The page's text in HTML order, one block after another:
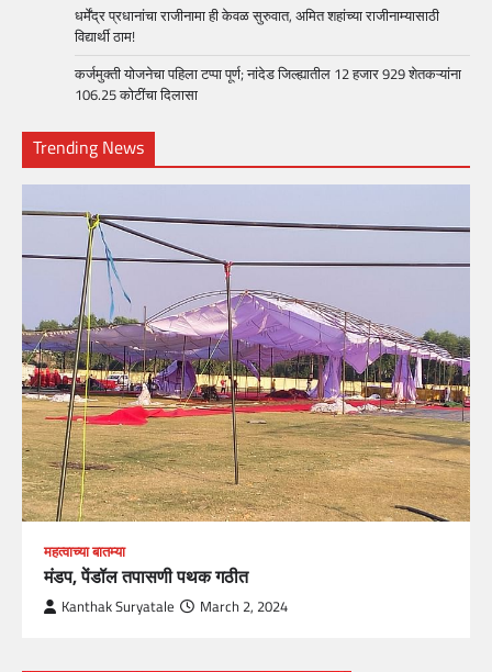
धर्मेंद्र प्रधानांचा राजीनामा ही केवळ सुरुवात, अमित शहांच्या राजीनाम्यासाठी
विद्यार्थी ठाम!
कर्जमुक्ती योजनेचा पहिला टप्पा पूर्ण; नांदेड जिल्ह्यातील 12 हजार 929 शेतकऱ्यांना
106.25 कोटींचा दिलासा
Trending News
महत्वाच्या बातम्या
मंडप, पेंडॉल तपासणी पथक गठीत
Kanthak Suryatale March 2, 2024